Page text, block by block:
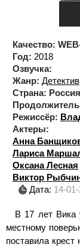
Качество:
Год: 2018
Озвучка:
Жанр: Детектив
Страна: Россия
Режиссёр:
Актеры:
Анна
Лариса
Оксана Лесная
Виктор
Дата: 14-
В 17 лет Вика
местному
поставила